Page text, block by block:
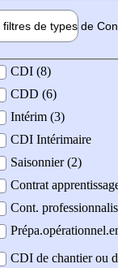
filtres de types de
contrat
CDI (8)
CDD (6)
Intérim (3)
CDI Intérimaire
Saisonnier (2)
Contrat
Cont.
CDI de chantier ou